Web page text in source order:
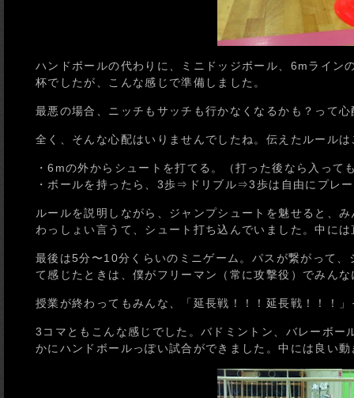
ハンドボールの代わりに、ミニドッジボール、6mライン
杯でしたが、こんな感じで準備しました。
最悪の場合、ニッチもサッチも行かなくなるかも？って
全く、そんな心配はいりませんでしたね。伝えたルール
・6mの外からシュートを打てる。（打った後なら入って
・ボールを持ったら、3歩⇒ドリブル⇒3歩は自由にプレ
ルールを説明しながら、ジャンプシュートを魅せると、
わっしょい言うて、シュート打ち込んでいました。中に
最後は5分〜10分くらいのミニゲーム。パスが繋がって
て感じたときは、僕がフリーマン（常に攻撃役）でみん
授業が終わってもみんな、「延長戦！！！延長戦！！！
3コマともこんな感じでした。バドミントン、バレーボ
かにハンドボールっぽい試合ができました。中には良い